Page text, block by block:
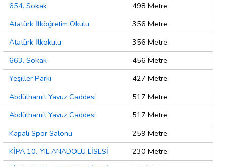
654. Sokak
498 Metre
Atatürk İlköğretim Okulu
356 Metre
Atatürk İlkokulu
356 Metre
663. Sokak
456 Metre
Yeşiller Parkı
427 Metre
Abdülhamit Yavuz Caddesi
517 Metre
Abdülhamit Yavuz Caddesi
517 Metre
Kapalı Spor Salonu
259 Metre
KİPA 10. YIL ANADOLU LİSESİ
230 Metre